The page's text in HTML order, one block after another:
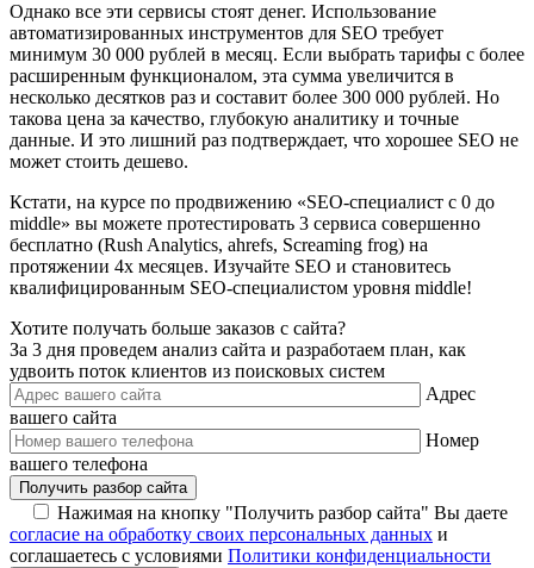
Однако все эти сервисы стоят денег. Использование
автоматизированных инструментов для SEO требует
минимум 30 000 рублей в месяц. Если выбрать тарифы с более
расширенным функционалом, эта сумма увеличится в
несколько десятков раз и составит более 300 000 рублей. Но
такова цена за качество, глубокую аналитику и точные
данные. И это лишний раз подтверждает, что хорошее SEO не
может стоить дешево.
Кстати, на курсе по продвижению «SEO-специалист с 0 до
middle» вы можете протестировать 3 сервиса совершенно
бесплатно (Rush Analytics, ahrefs, Screaming frog) на
протяжении 4х месяцев. Изучайте SEO и становитесь
квалифицированным SEO-специалистом уровня middle!
Хотите получать больше заказов с сайта?
За 3 дня проведем анализ сайта и разработаем план, как
удвоить поток клиентов из поисковых систем
Адрес
вашего сайта
Номер
вашего телефона
Получить разбор сайта
Нажимая на кнопку "Получить разбор сайта" Вы даете
согласие на обработку своих персональных данных и
соглашаетесь с условиями Политики конфиденциальности